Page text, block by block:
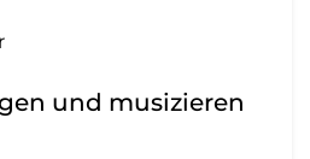
und musizieren